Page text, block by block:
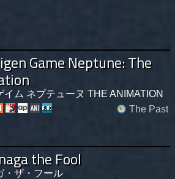
Game Neptune: The
イム ネプテューヌ THE ANIMATION
The Past
the Fool
・ザ・フール